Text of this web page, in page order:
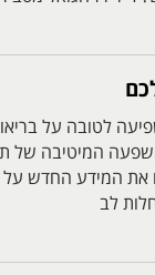
לטובה על
המיטיבה של
את המידע החדש
לב